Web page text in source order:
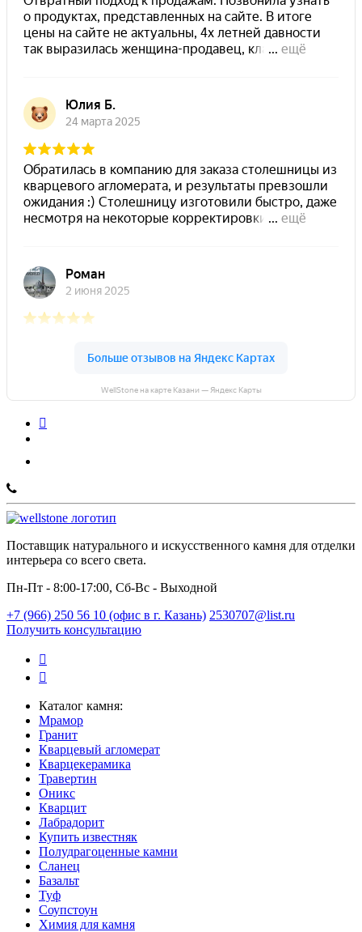
WellStone на карте Казани — Яндекс Карты
Поставщик натурального и искусственного камня для отделки
интерьера со всего света.
Пн-Пт - 8:00-17:00, Сб-Вс - Выходной
+7 (966) 250 56 10 (офис в г. Казань) 2530707@list.ru
Получить консультацию
Каталог камня:
Мрамор
Гранит
Кварцевый агломерат
Кварцекерамика
Травертин
Оникс
Кварцит
Лабрадорит
Купить известняк
Полудрагоценные камни
Сланец
Базальт
Туф
Соупстоун
Химия для камня